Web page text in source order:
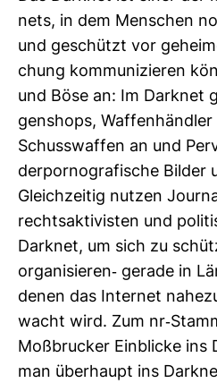
nets, in dem Men­schen
und geschützt vor
chung kom­mu­ni­zieren
und Böse an: Im Darknet
gen­shops,
Schuss­waffen an und
der­por­no­gra­fi­sche Bilder
Gleich­zeitig nutzen
rechts­ak­ti­visten und
Darknet, um sich zu
orga­ni­sieren-​ gerade in
denen das Internet
wacht wird. Zum nr-​
Moß­bru­cker Ein­blicke ins
man über­haupt ins